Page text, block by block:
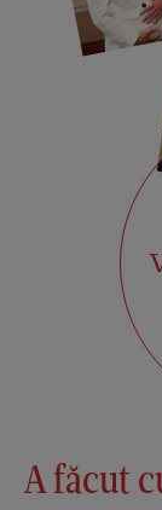
A făcut